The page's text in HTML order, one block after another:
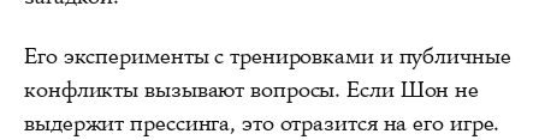
Его эксперименты с тренировками и публичные
конфликты вызывают вопросы. Если Шон не
выдержит прессинга, это отразится на его игре.